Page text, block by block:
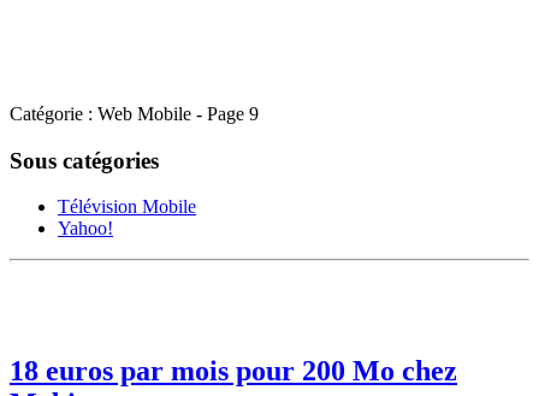
Catégorie : Web Mobile - Page 9
Sous catégories
Télévision Mobile
Yahoo!
18 euros par mois pour 200 Mo chez